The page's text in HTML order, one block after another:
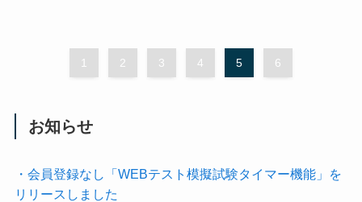
1 2 3 4 5 6
お知らせ
・会員登録なし「WEBテスト模擬試験タイマー機能」を
リリースしました